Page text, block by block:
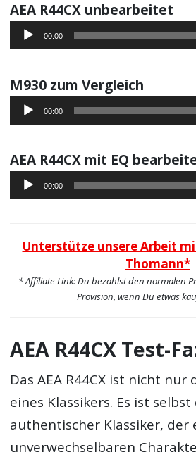
AEA R44CX unbearbeitet
Audio-
Player
00:00
M930 zum Vergleich
Audio-
Player
00:00
AEA R44CX mit EQ
Audio-
Player
00:00
Unterstütze unsere Arbeit
Thomann*
* Affiliate Link: Du bezahlst den normalen
Provision, wenn Du etwas
AEA R44CX Test-
Das AEA R44CX ist nicht
eines Klassikers. Es ist selbst
authentischer Klassiker, der
unverwechselbaren